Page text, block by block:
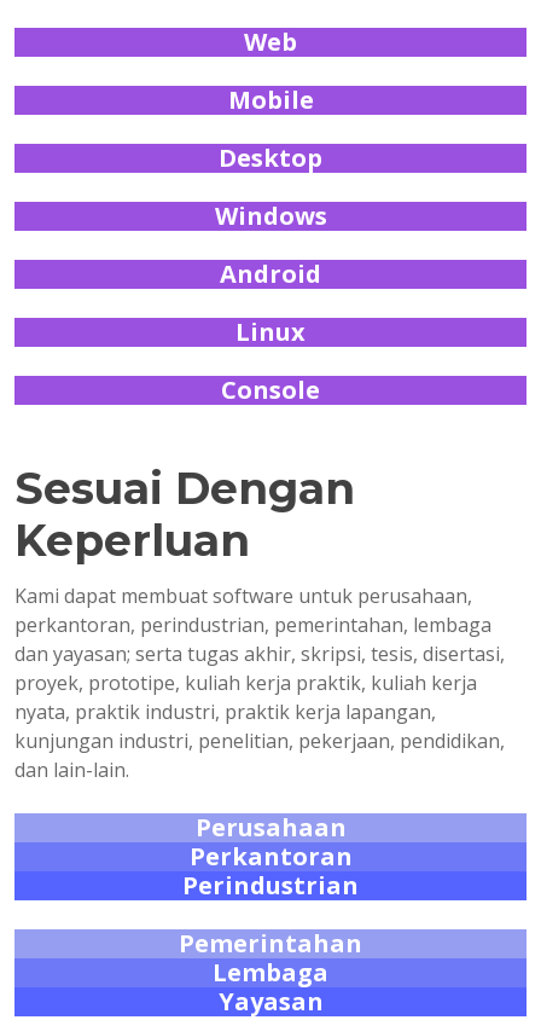
Web
Mobile
Desktop
Windows
Android
Linux
Console
Sesuai Dengan
Keperluan
Kami dapat membuat software untuk perusahaan,
perkantoran, perindustrian, pemerintahan, lembaga
dan yayasan; serta tugas akhir, skripsi, tesis, disertasi,
proyek, prototipe, kuliah kerja praktik, kuliah kerja
nyata, praktik industri, praktik kerja lapangan,
kunjungan industri, penelitian, pekerjaan, pendidikan,
dan lain-lain.
Perusahaan
Perkantoran
Perindustrian
Pemerintahan
Lembaga
Yayasan